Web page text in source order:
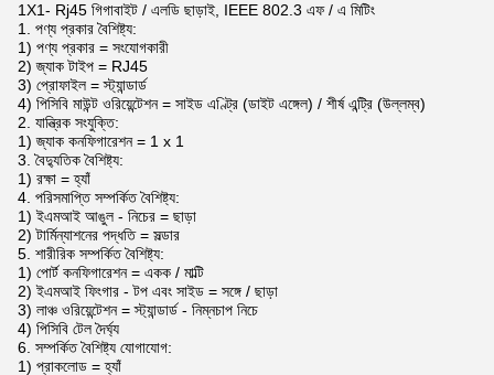
1X1- Rj45 গিগাবাইট / এলডি ছাড়াই, IEEE 802.3 এফ / এ মিটিং
1. পণ্য প্রকার বৈশিষ্ট্য:
1) পণ্য প্রকার = সংযোগকারী
2) জ্যাক টাইপ = RJ45
3) প্রোফাইল = স্ট্যান্ডার্ড
4) পিসিবি মাউন্ট ওরিয়েন্টেশন = সাইড এণ্ট্রি (ডাইট এঙ্গেল) / শীর্ষ এন্ট্রি (উল্লম্ব)
2. যান্ত্রিক সংযুক্তি:
1) জ্যাক কনফিগারেশন = 1 x 1
3. বৈদ্যুতিক বৈশিষ্ট্য:
1) রক্ষা = হ্যাঁ
4. পরিসমাপ্তি সম্পর্কিত বৈশিষ্ট্য:
1) ইএমআই আঙুল - নিচের = ছাড়া
2) টার্মিন্যাশনের পদ্ধতি = সল্ডার
5. শারীরিক সম্পর্কিত বৈশিষ্ট্য:
1) পোর্ট কনফিগারেশন = একক / মাল্টি
2) ইএমআই ফিংগার - টপ এবং সাইড = সঙ্গে / ছাড়া
3) লাঞ্চ ওরিয়েন্টেশন = স্ট্যান্ডার্ড - নিম্নচাপ নিচে
4) পিসিবি টেল দৈর্ঘ্য
6. সম্পর্কিত বৈশিষ্ট্য যোগাযোগ:
1) প্রাকলোড = হ্যাঁ